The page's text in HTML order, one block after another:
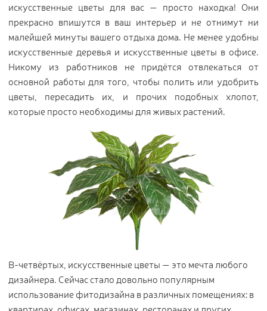
искусственные цветы для вас — просто находка! Они
прекрасно впишутся в ваш интерьер и не отнимут ни
малейшей минуты вашего отдыха дома. Не менее удобны
искусственные деревья и искусственные цветы в офисе.
Никому из работников не придётся отвлекаться от
основной работы для того, чтобы полить или удобрить
цветы, пересадить их, и прочих подобных хлопот,
которые просто необходимы для живых растений.
В-четвёртых, искусственные цветы — это мечта любого
дизайнера. Сейчас стало довольно популярным
использование фитодизайна в различных помещениях: в